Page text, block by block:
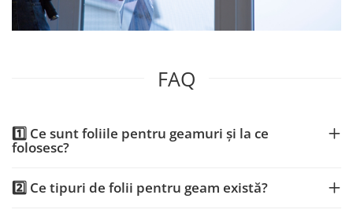
FAQ
1️⃣ Ce sunt foliile pentru geamuri și la ce
folosesc?
2️⃣ Ce tipuri de folii pentru geam există?